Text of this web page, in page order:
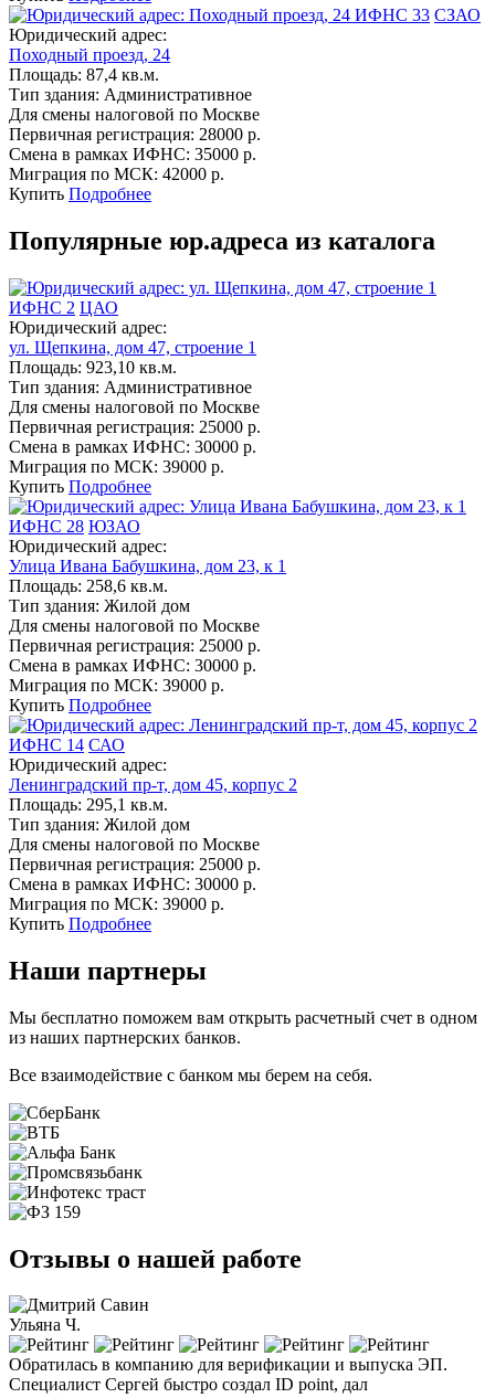
ИФНС 33 СЗАО
Юридический адрес:
Походный проезд, 24
Площадь: 87,4 кв.м.
Тип здания: Административное
Для смены налоговой по Москве
Первичная регистрация: 28000 р.
Смена в рамках ИФНС: 35000 р.
Миграция по МСК: 42000 р.
Купить Подробнее
Популярные юр.адреса из каталога
ИФНС 2 ЦАО
Юридический адрес:
ул. Щепкина, дом 47, строение 1
Площадь: 923,10 кв.м.
Тип здания: Административное
Для смены налоговой по Москве
Первичная регистрация: 25000 р.
Смена в рамках ИФНС: 30000 р.
Миграция по МСК: 39000 р.
Купить Подробнее
ИФНС 28 ЮЗАО
Юридический адрес:
Улица Ивана Бабушкина, дом 23, к 1
Площадь: 258,6 кв.м.
Тип здания: Жилой дом
Для смены налоговой по Москве
Первичная регистрация: 25000 р.
Смена в рамках ИФНС: 30000 р.
Миграция по МСК: 39000 р.
Купить Подробнее
ИФНС 14 САО
Юридический адрес:
Ленинградский пр-т, дом 45, корпус 2
Площадь: 295,1 кв.м.
Тип здания: Жилой дом
Для смены налоговой по Москве
Первичная регистрация: 25000 р.
Смена в рамках ИФНС: 30000 р.
Миграция по МСК: 39000 р.
Купить Подробнее
Наши партнеры
Мы бесплатно поможем вам открыть расчетный счет в одном
из наших партнерских банков.
Все взаимодействие с банком мы берем на себя.
Отзывы о нашей работе
Ульяна Ч.
Обратилась в компанию для верификации и выпуска ЭП.
Специалист Сергей быстро создал ID point, дал